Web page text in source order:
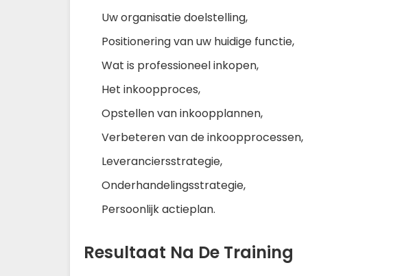
Uw organisatie doelstelling,
Positionering van uw huidige functie,
Wat is professioneel inkopen,
Het inkoopproces,
Opstellen van inkoopplannen,
Verbeteren van de inkoopprocessen,
Leveranciersstrategie,
Onderhandelingsstrategie,
Persoonlijk actieplan.
Resultaat Na De Training